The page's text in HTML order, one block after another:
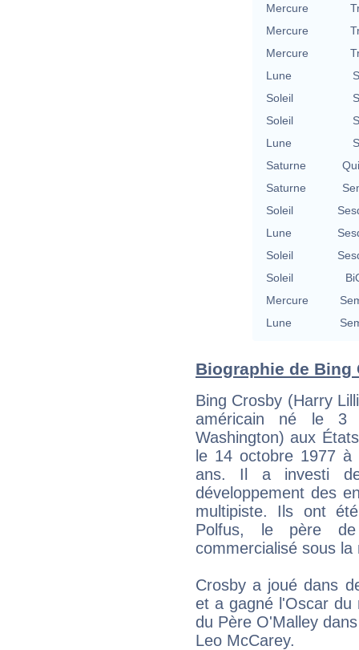
Mercure
Mercure
Mercure
Lune
Soleil
Soleil
Lune
Saturne
Saturne
Soleil
Lune
Soleil
Soleil
Mercure
Lune
Biographie de Bing
Bing Crosby (Harry
américain né le 3
Washington) aux
le 14 octobre 1977
ans. Il a investi
développement des
multipiste. Ils ont
Polfus, le père
commercialisé sous la
Crosby a joué dans
et a gagné l'Oscar du
du Père O'Malley
Leo McCarey.